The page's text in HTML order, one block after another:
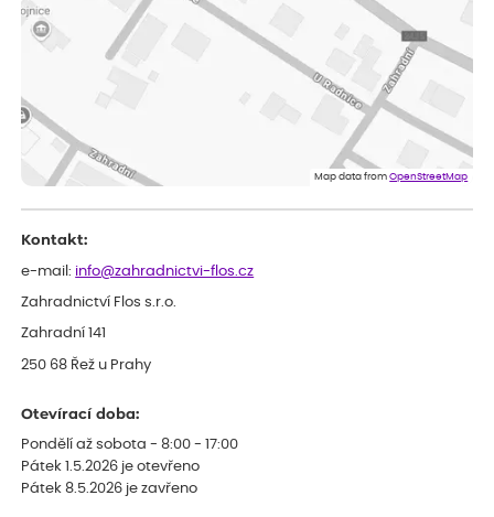
Měla jsem pouze 1objednavku a zatím jsem spokojená se
sazenicemi
Miroslava
Rostliny byly v pořádku, dobře zabalené, celková spokojenost.
Doporučuji :). Spokojenost, stromky v pěkném stavu. Jediné, co
my chybělo, bylo komunikování nedostupného zboží před
Map data fromOpenStreetMap
Kontakt:
e-mail: info@zahradnictvi-flos.cz
Zahradnictví Flos s.r.o.
Zahradní 141
250 68 Řež u Prahy
Otevírací doba:
Pondělí až sobota - 8:00 - 17:00
Pátek 1.5.2026 je otevřeno
Pátek 8.5.2026 je zavřeno